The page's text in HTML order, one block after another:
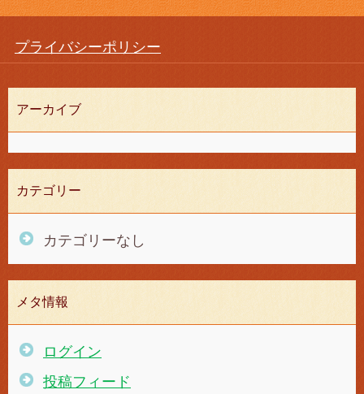
プライバシーポリシー
アーカイブ
カテゴリー
カテゴリーなし
メタ情報
ログイン
投稿フィード